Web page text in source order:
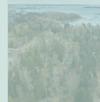
Uudiskohteet
Vain uudiskohteet
Arvokohteet